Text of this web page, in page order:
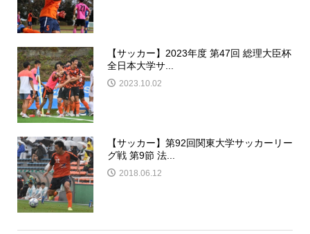
【サッカー】2023年度 第47回 総理大臣杯
全日本大学サ...
2023.10.02
【サッカー】第92回関東大学サッカーリー
グ戦 第9節 法...
2018.06.12